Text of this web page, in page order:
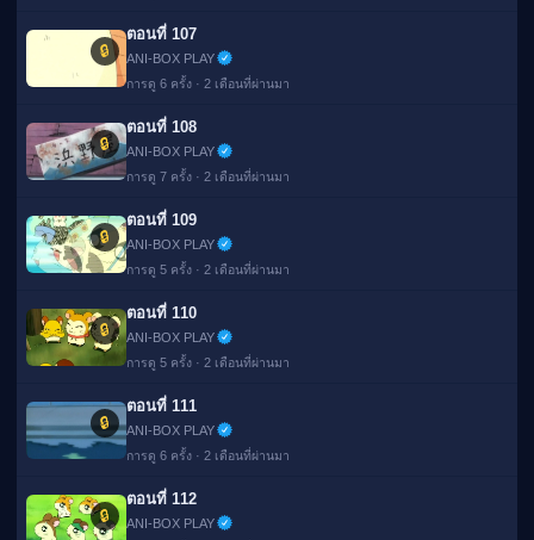
🔒
ตอนที่ 107
ANI-BOX PLAY
การดู 6 ครั้ง · 2 เดือนที่ผ่านมา
🔒
ตอนที่ 108
ANI-BOX PLAY
การดู 7 ครั้ง · 2 เดือนที่ผ่านมา
🔒
ตอนที่ 109
ANI-BOX PLAY
การดู 5 ครั้ง · 2 เดือนที่ผ่านมา
🔒
ตอนที่ 110
ANI-BOX PLAY
การดู 5 ครั้ง · 2 เดือนที่ผ่านมา
🔒
ตอนที่ 111
ANI-BOX PLAY
การดู 6 ครั้ง · 2 เดือนที่ผ่านมา
🔒
ตอนที่ 112
ANI-BOX PLAY